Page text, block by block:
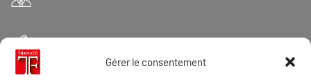
Gérer le consentement
Financeur : tapez 3